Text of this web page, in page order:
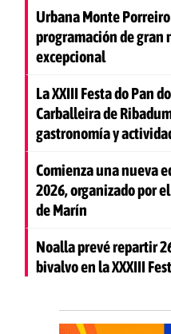
Urbana Monte
programación de gran
excepcional
La XXIII Festa do Pan
Carballeira de
gastronomía y
Comienza una nueva
2026, organizado por
de Marín
Noalla prevé repartir
bivalvo en la XXXIII